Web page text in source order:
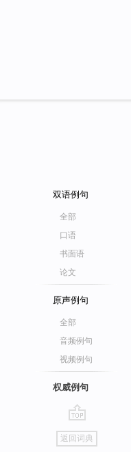
双语例句
全部
口语
书面语
论文
原声例句
全部
音频例句
视频例句
权威例句
go
top
返回词典